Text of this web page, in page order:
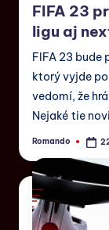
FIFA 23
ligu aj
FIFA 23 bude
ktorý vyjde
vedomí, že
Nejaké tie
Romando